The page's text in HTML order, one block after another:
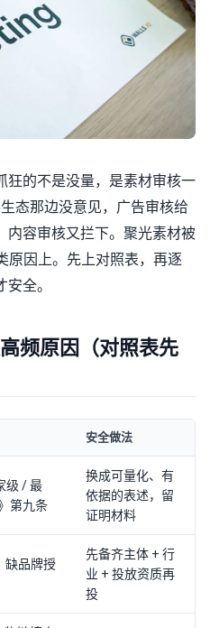
狂的不是没量，是素材审核一
态那边没意见，广告审核给
内容审核又拦下。聚光素材被
原因上。先上对照表，再逐
全。
频原因（对照表先
安全做法
级 / 最
第九条
换成可量化、有
依据的表述，留
证明材料
缺品牌授
先备齐主体 + 行
业 + 投放资质再
投